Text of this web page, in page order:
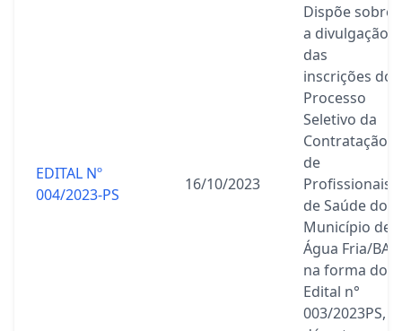
EDITAL Nº
004/2023-PS
16/10/2023
Dispõe sobre
a divulgação
das
inscrições do
Processo
Seletivo da
Contratação
de
Profissionais
de Saúde do
Município de
Água Fria/BA,
na forma do
Edital n°
003/2023PS, e